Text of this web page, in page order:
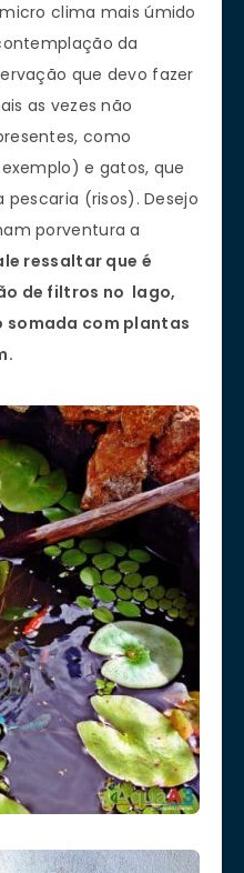
clima mais úmido
da
que devo fazer
as vezes não
como
e gatos, que
pescaria (risos). Desejo
porventura a
ressaltar que é
de filtros no lago,
somada com plantas